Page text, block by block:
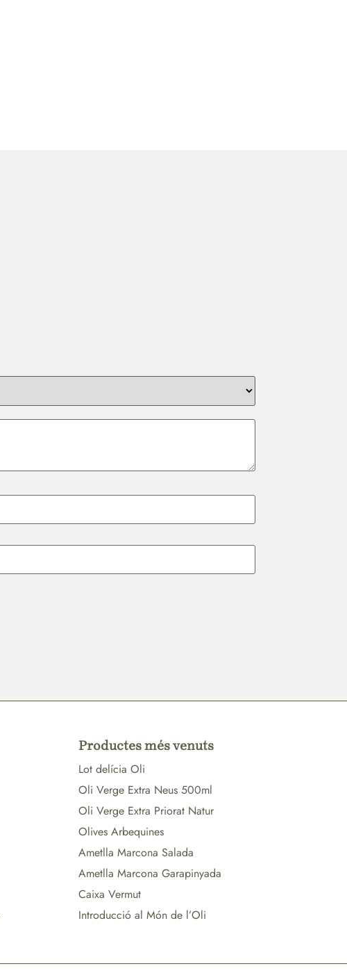
Productes més venuts
Lot delícia Oli
Oli Verge Extra Neus 500ml
Oli Verge Extra Priorat Natur
Olives Arbequines
Ametlla Marcona Salada
Ametlla Marcona Garapinyada
Caixa Vermut
Introducció al Món de l’Oli